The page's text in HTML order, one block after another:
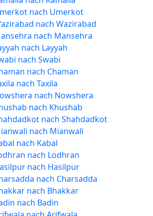
nach Umerkot
nach Wazirabad
nach Mansehra
nach Layyah
nach Swabi
nach Chaman
nach Taxila
nach Nowshera
nach Khushab
nach Shahdadkot
nach Mianwali
nach Kabal
nach Lodhran
nach Hasilpur
nach Charsadda
nach Bhakkar
nach Badin